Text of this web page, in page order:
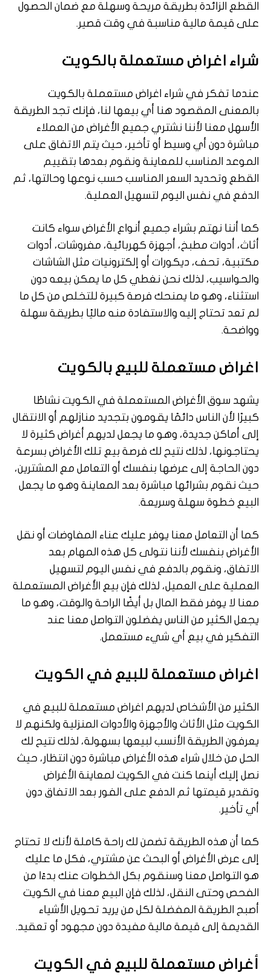
القطع الزائدة بطريقة مريحة وسهلة مع ضمان الحصول
على قيمة مالية مناسبة في وقت قصير.
شراء اغراض مستعملة بالكويت
عندما تفكر في شراء اغراض مستعملة بالكويت
بالمعنى المقصود هنا أي بيعها لنا، فإنك تجد الطريقة
الأسهل معنا لأننا نشتري جميع الأغراض من العملاء
مباشرة دون أي وسيط أو تأخير، حيث يتم الاتفاق على
الموعد المناسب للمعاينة ونقوم بعدها بتقييم
القطع وتحديد السعر المناسب حسب نوعها وحالتها، ثم
الدفع في نفس اليوم لتسهيل العملية.
كما أننا نهتم بشراء جميع أنواع الأغراض سواء كانت
أثاث، أدوات مطبخ، أجهزة كهربائية، مفروشات، أدوات
مكتبية، تحف، ديكورات أو إلكترونيات مثل الشاشات
والحواسيب، لذلك نحن نغطي كل ما يمكن بيعه دون
استثناء، وهو ما يمنحك فرصة كبيرة للتخلص من كل ما
لم تعد تحتاج إليه والاستفادة منه ماليًا بطريقة سهلة
وواضحة.
اغراض مستعملة للبيع بالكويت
يشهد سوق الأغراض المستعملة في الكويت نشاطًا
كبيرًا لأن الناس دائمًا يقومون بتجديد منازلهم أو الانتقال
إلى أماكن جديدة، وهو ما يجعل لديهم أغراض كثيرة لا
يحتاجونها، لذلك نتيح لك فرصة بيع تلك الأغراض بسرعة
دون الحاجة إلى عرضها بنفسك أو التعامل مع المشترين،
حيث نقوم بشرائها مباشرة بعد المعاينة وهو ما يجعل
البيع خطوة سهلة وسريعة.
كما أن التعامل معنا يوفر عليك عناء المفاوضات أو نقل
الأغراض بنفسك لأننا نتولى كل هذه المهام بعد
الاتفاق، ونقوم بالدفع في نفس اليوم لتسهيل
العملية على العميل، لذلك فإن بيع الأغراض المستعملة
معنا لا يوفر فقط المال بل أيضًا الراحة والوقت، وهو ما
يجعل الكثير من الناس يفضلون التواصل معنا عند
التفكير في بيع أي شيء مستعمل.
اغراض مستعملة للبيع في الكويت
الكثير من الأشخاص لديهم اغراض مستعملة للبيع في
الكويت مثل الأثاث والأجهزة والأدوات المنزلية ولكنهم لا
يعرفون الطريقة الأنسب لبيعها بسهولة، لذلك نتيح لك
الحل من خلال شراء هذه الأغراض مباشرة دون انتظار، حيث
نصل إليك أينما كنت في الكويت لمعاينة الأغراض
وتقدير قيمتها ثم الدفع على الفور بعد الاتفاق دون
أي تأخير.
كما أن هذه الطريقة تضمن لك راحة كاملة لأنك لا تحتاج
إلى عرض الأغراض أو البحث عن مشتري، فكل ما عليك
هو التواصل معنا وسنقوم بكل الخطوات عنك بدءًا من
الفحص وحتى النقل، لذلك فإن البيع معنا في الكويت
أصبح الطريقة المفضلة لكل من يريد تحويل الأشياء
القديمة إلى قيمة مالية مفيدة دون مجهود أو تعقيد.
أغراض مستعملة للبيع في الكويت